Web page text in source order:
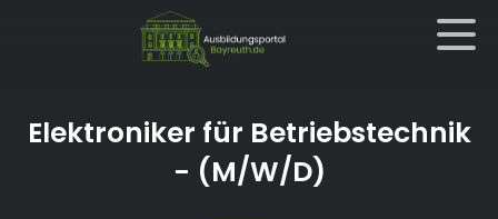
Elektroniker für Betriebstechnik
- (M/W/D)